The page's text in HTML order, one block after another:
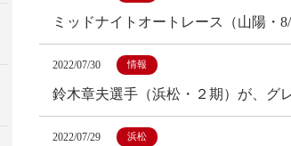
ミッドナイトオートレース（山陽・
2022/07/30 情報
鈴木章夫選手（浜松・２期）が、グ
2022/07/29 浜松